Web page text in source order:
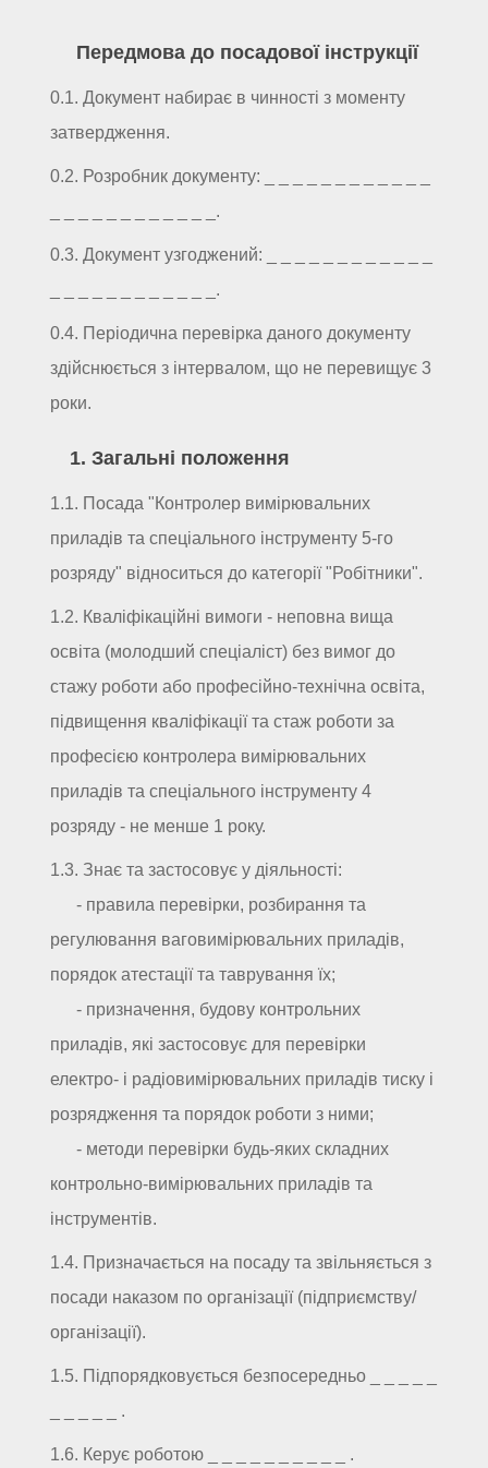
Передмова до посадової інструкції
0.1. Документ набирає в чинності з моменту
затвердження.
0.2. Розробник документу: _ _ _ _ _ _ _ _ _ _ _ _
_ _ _ _ _ _ _ _ _ _ _ _.
0.3. Документ узгоджений: _ _ _ _ _ _ _ _ _ _ _ _
_ _ _ _ _ _ _ _ _ _ _ _.
0.4. Періодична перевірка даного документу
здійснюється з інтервалом, що не перевищує 3
роки.
1. Загальні положення
1.1. Посада "Контролер вимірювальних
приладів та спеціального інструменту 5-го
розряду" відноситься до категорії "Робітники".
1.2. Кваліфікаційні вимоги - неповна вища
освіта (молодший спеціаліст) без вимог до
стажу роботи або професійно-технічна освіта,
підвищення кваліфікації та стаж роботи за
професією контролера вимірювальних
приладів та спеціального інструменту 4
розряду - не менше 1 року.
1.3. Знає та застосовує у діяльності:
- правила перевірки, розбирання та
регулювання ваговимірювальних приладів,
порядок атестації та таврування їх;
- призначення, будову контрольних
приладів, які застосовує для перевірки
електро- і радіовимірювальних приладів тиску і
розрядження та порядок роботи з ними;
- методи перевірки будь-яких складних
контрольно-вимірювальних приладів та
інструментів.
1.4. Призначається на посаду та звільняється з
посади наказом по організації (підприємству/
організації).
1.5. Підпорядковується безпосередньо _ _ _ _ _
_ _ _ _ _ .
1.6. Керує роботою _ _ _ _ _ _ _ _ _ _ .